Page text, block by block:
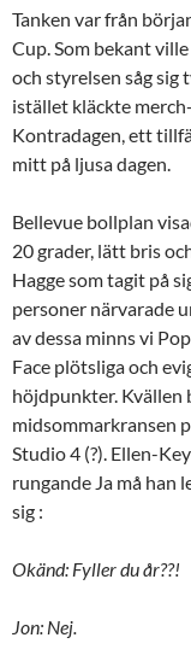
Tanken var från
Cup. Som bekant
och styrelsen såg sig
istället kläckte
Kontradagen, ett
mitt på ljusa dagen.
Bellevue bollplan
20 grader, lätt bris
Hagge som tagit på
personer närvarade
av dessa minns vi
Face plötsliga och
höjdpunkter. Kvällen
midsommarkransen
Studio 4 (?). Ellen-
rungande Ja må han
sig :
Okänd: Fyller du år??!
Jon: Nej.